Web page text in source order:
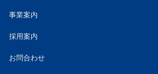
事業案内
採用案内
お問合わせ